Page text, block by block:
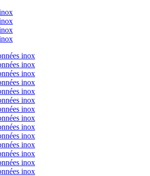
inox
inox
inox
inox
inox
inox
inox
inox
inox
inox
inox
inox
inox
inox